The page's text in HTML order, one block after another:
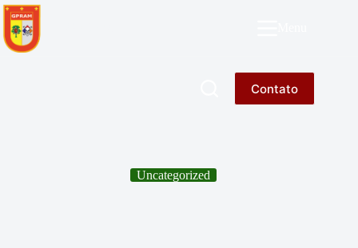
Pular
para
o
conteúdo
Contato
Uncategorized